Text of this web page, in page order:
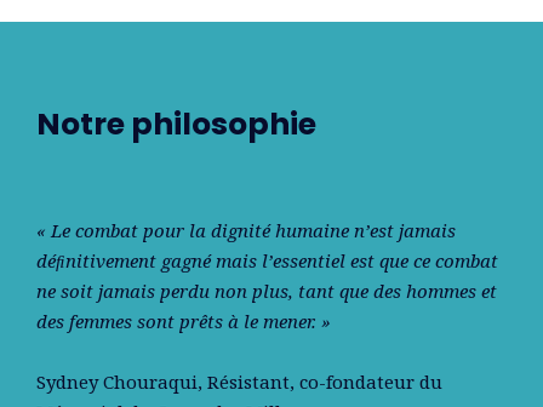
Notre philosophie
« Le combat pour la dignité humaine n’est jamais
déﬁnitivement gagné mais l’essentiel est que ce combat
ne soit jamais perdu non plus, tant que des hommes et
des femmes sont prêts à le mener. »
Sydney Chouraqui, Résistant, co-fondateur du